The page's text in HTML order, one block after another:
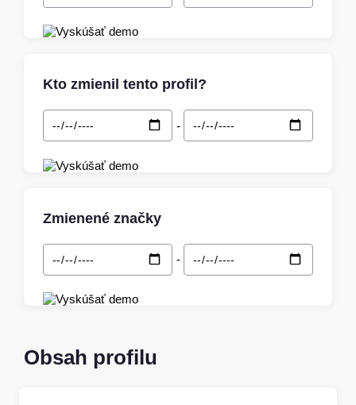
Kto zmienil tento profil?
-
Zmienené značky
-
Obsah profilu